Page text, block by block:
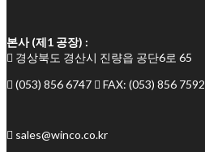
본사 (제1 공장) :
경상북도 경산시 진량읍 공단6로 65
(053) 856 6747
FAX: (053) 856 7592
sales@winco.co.kr